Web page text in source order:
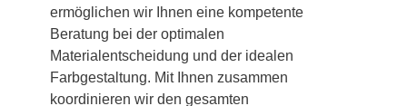
ermöglichen wir Ihnen eine kompetente
Beratung bei der optimalen
Materialentscheidung und der idealen
Farbgestaltung. Mit Ihnen zusammen
koordinieren wir den gesamten